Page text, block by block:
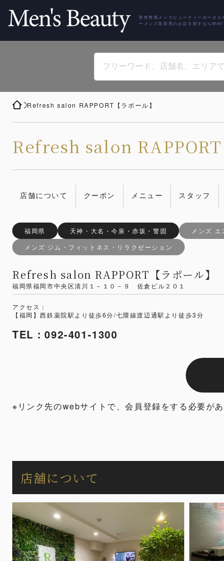
男性専用メンズビューティーポータル
〜メンズ美容系のお店を探すなら
Refresh salon RAPPORT【ラポール】
Refresh salon RAPPORT
店舗について クーポン メニュー スタッフ
福岡県 天神・大名・今泉・赤坂・警固
メンズ エ
メンズ ジム・フィットネス・リラクゼーション
Refresh salon RAPPORT【ラポール】
福岡県福岡市中央区清川１－１０－９ 佐倉ビル２０１
アクセス：
【福岡】西鉄薬院駅より徒歩6分/七隈線渡辺通駅より徒歩3分
TEL：092-401-1300
※リンク先のwebサイトで、会員登録をする必要があ
店舗について